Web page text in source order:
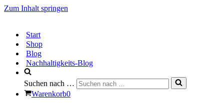
Zum Inhalt springen
Start
Shop
Blog
Nachhaltigkeits-Blog
Suchen nach …
Warenkorb0